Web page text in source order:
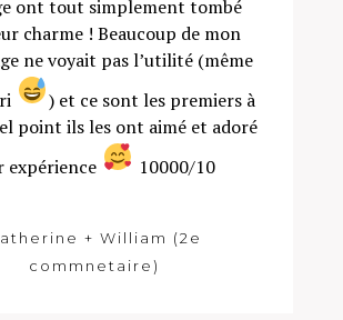
ont tout simplement tombé
charme ! Beaucoup de mon
ne voyait pas l’utilité (même
) et ce sont les premiers à
point ils les ont aimé et adoré
expérience
10000/10
+ William (2e
commnetaire)